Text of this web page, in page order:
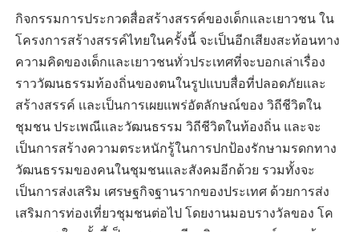
กิจกรรมการประกวดสื่อสร้างสรรค์ของเด็กและเยาวชน ใน
โครงการสร้างสรรค์ไทยในครั้งนี้ จะเป็นอีกเสียงสะท้อนทาง
ความคิดของเด็กและเยาวชนทั่วประเทศที่จะบอกเล่าเรื่อง
ราววัฒนธรรมท้องถิ่นของตนในรูปแบบสื่อที่ปลอดภัยและ
สร้างสรรค์ เเละเป็นการเผยแพร่อัตลักษณ์ของ วิถีชีวิตใน
ชุมชน ประเพณีและวัฒนธรรม วิถีชีวิตในท้องถิ่น และจะ
เป็นการสร้างความตระหนักรู้ในการปกป้องรักษามรดกทาง
วัฒนธรรมของคนในชุมชนและสังคมอีกด้วย รวมทั้งจะ
เป็นการส่งเสริม เศรษฐกิจฐานรากของประเทศ ด้วยการส่ง
เสริมการท่องเที่ยวชุมชนต่อไป โดยงานมอบรางวัลของ โค